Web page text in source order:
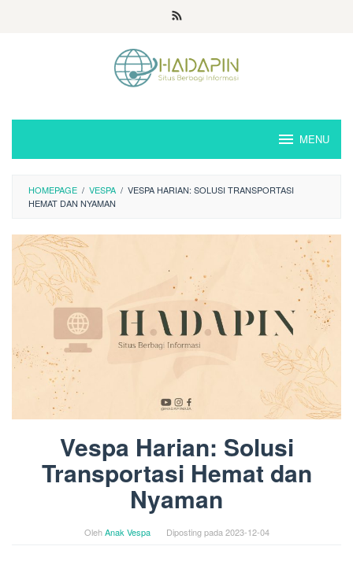
MENU
HOMEPAGE / VESPA / VESPA HARIAN: SOLUSI TRANSPORTASI
HEMAT DAN NYAMAN
Vespa Harian: Solusi
Transportasi Hemat dan
Nyaman
OlehAnak Vespa Diposting pada 2023-12-04